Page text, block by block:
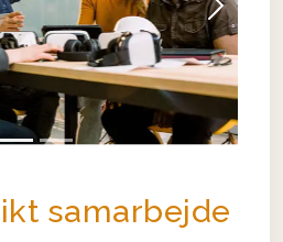
samarbejde